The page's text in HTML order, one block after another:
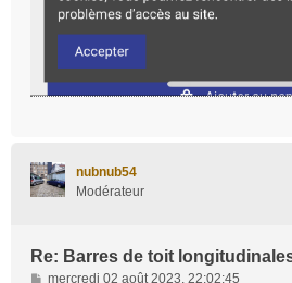
nubnub54
Modérateur
Re: Barres de toit
M
mercredi 02 août 2023, 22:02:45